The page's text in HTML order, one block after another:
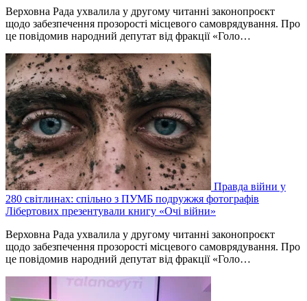
Верховна Рада ухвалила у другому читанні законопроєкт
щодо забезпечення прозорості місцевого самоврядування. Про
це повідомив народний депутат від фракції «Голо…
Правда війни у
280 світлинах: спільно з ПУМБ подружжя фотографів
Лібертових презентували книгу «Очі війни»
Верховна Рада ухвалила у другому читанні законопроєкт
щодо забезпечення прозорості місцевого самоврядування. Про
це повідомив народний депутат від фракції «Голо…